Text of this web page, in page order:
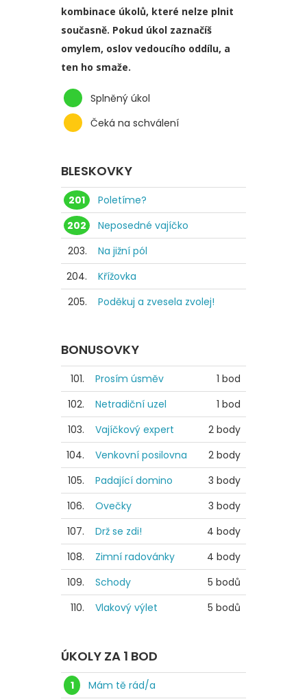
kombinace úkolů, které nelze plnit
současně. Pokud úkol zaznačíš
omylem, oslov vedoucího oddílu, a
ten ho smaže.
Splněný úkol
Čeká na schválení
BLESKOVKY
201
Poletíme?
202
Neposedné vajíčko
203.
Na jižní pól
204.
Křížovka
205.
Poděkuj a zvesela zvolej!
BONUSOVKY
101. Prosím úsměv
1 bod
102.
Netradiční uzel
1 bod
103.
Vajíčkový expert
2 body
104.
Venkovní posilovna
2 body
105.
Padající domino
3 body
106.
Ovečky
3 body
107.
Drž se zdi!
4 body
108.
Zimní radovánky
4 body
109.
Schody
5 bodů
110.
Vlakový výlet 5 bodů
ÚKOLY ZA 1 BOD
1
Mám tě rád/a